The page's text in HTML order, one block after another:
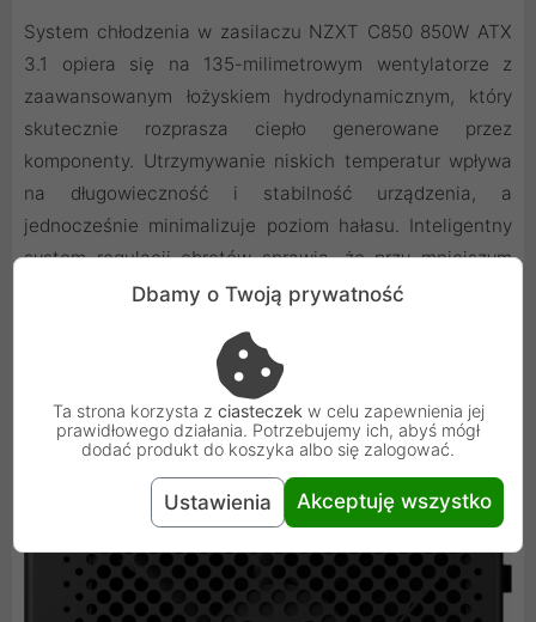
System chłodzenia w zasilaczu NZXT C850 850W ATX
3.1 opiera się na 135-milimetrowym wentylatorze z
zaawansowanym łożyskiem hydrodynamicznym, który
skutecznie rozprasza ciepło generowane przez
komponenty. Utrzymywanie niskich temperatur wpływa
na długowieczność i stabilność urządzenia, a
jednocześnie minimalizuje poziom hałasu. Inteligentny
system regulacji obrotów sprawia, że przy mniejszym
obciążeniu wentylator pracuje na niższych
podczas codziennych, mniej wymagających zadań.
Dbamy o Twoją prywatność
Ta strona korzysta z ciasteczek w celu zapewnienia jej
prawidłowego działania. Potrzebujemy ich, abyś mógł
dodać produkt do koszyka albo się zalogować.
Ustawienia Akceptuję wszystko